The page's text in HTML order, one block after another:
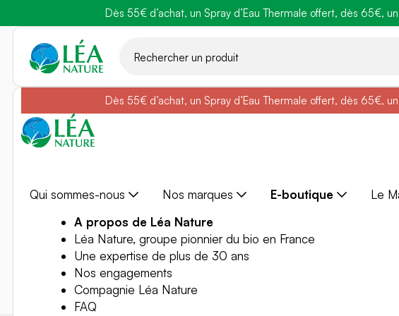
Belle semaine: Profitez de-
Dès 55€ d’achat, un Spray d’Eau Thermale offert, dès 65€,
Aller
contenu
Belle semaine: Profitez de-
Dès 55€ d’achat, un Spray d’Eau Thermale offert, dès 65€,
Qui sommes-nous Nos marques E-boutique Le
A propos de Léa Nature
Léa Nature, groupe pionnier du bio en France
Une expertise de plus de 30 ans
Nos engagements
Compagnie Léa Nature
FAQ